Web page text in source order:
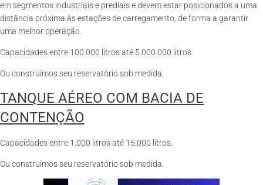
em segmentos industriais e prediais e devem estar posicionados a uma
distância próxima às estações de carregamento, de forma a garantir
uma melhor operação.
Capacidades entre 100.000 litros até 5.000.000 litros.
Ou construímos seu reservatório sob medida.
TANQUE AÉREO COM BACIA DE
CONTENÇÃO
Capacidades entre 1.000 litros até 15.000 litros.
Ou construímos seu reservatório sob medida.